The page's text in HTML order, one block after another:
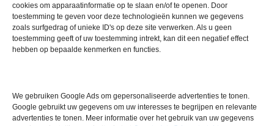
cookies om apparaatinformatie op te slaan en/of te openen. Door
toestemming te geven voor deze technologieën kunnen we gegevens
zoals surfgedrag of unieke ID's op deze site verwerken. Als u geen
toestemming geeft of uw toestemming intrekt, kan dit een negatief effect
hebben op bepaalde kenmerken en functies.
We gebruiken Google Ads om gepersonaliseerde advertenties te tonen.
Google gebruikt uw gegevens om uw interesses te begrijpen en relevante
advertenties te tonen. Meer informatie over het gebruik van uw gegevens
Conditie Demo Exemplaar
Merk BioSan